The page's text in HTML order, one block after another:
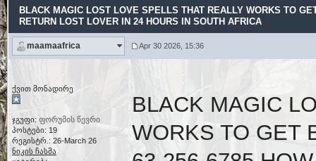
BLACK MAGIC LOST LOVE SPELLS THAT REALLY WORKS TO
RETURN LOST LOVER IN 24 HOURS IN SOUTH AFRICA
maamaafrica Apr 30 2026, 15:36
ქვით მონადირე
ჯგუფი: ფორუმის წევრი
პოსტები: 19
რეგისტრ.: 26-March 26
ნიკის ჩასმა
BLACK MAGIC
WORKS TO GET